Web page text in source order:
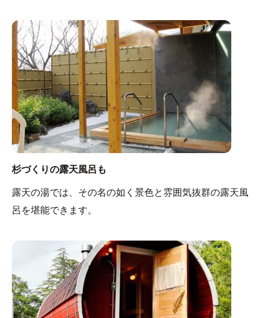
杉づくりの露天風呂も
露天の湯では、その名の如く景色と雰囲気抜群の露天風
呂を堪能できます。